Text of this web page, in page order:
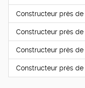
Constructeur près
Constructeur près de
Constructeur près
Constructeur près